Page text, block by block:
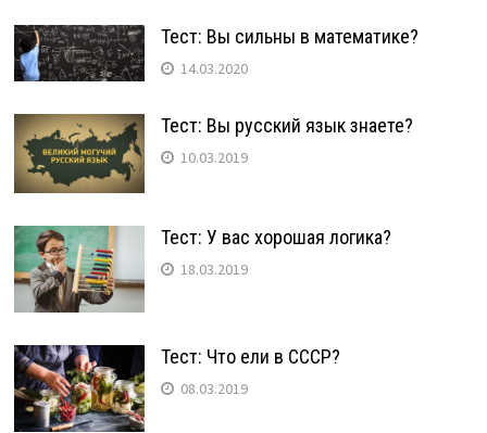
Тест: Вы сильны в математике?
14.03.2020
Тест: Вы русский язык знаете?
10.03.2019
Тест: У вас хорошая логика?
18.03.2019
Тест: Что ели в СССР?
08.03.2019